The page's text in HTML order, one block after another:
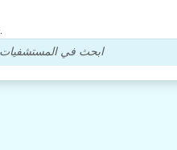
تغيير اللغة من أعلى.